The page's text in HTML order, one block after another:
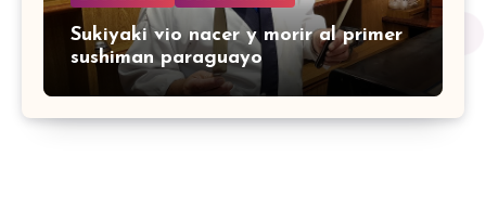
Sukiyaki vio nacer y morir al primer
sushiman paraguayo